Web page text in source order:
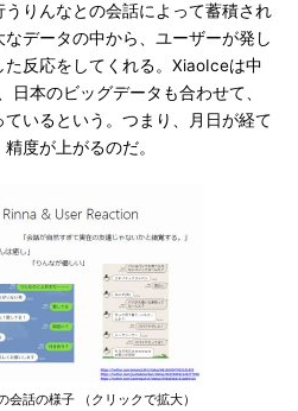
りんなとの会話によって蓄積され
データの中から、ユーザーが発し
反応をしてくれる。XiaoIceは中
日本のビッグデータも合わせて、
いるという。つまり、月日が経て
度が上がるのだ。
会話の様子 （クリックで拡大）